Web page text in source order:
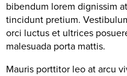
bibendum lorem dignissim
tincidunt pretium.
orci luctus et ultrices
malesuada porta mattis.
Mauris porttitor leo at arcu